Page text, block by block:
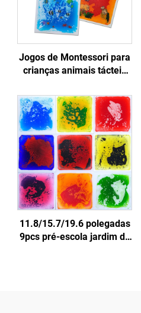
Jogos de Montessori para
crianças animais tácteis
sensoriais tapetes de piso
alívio de ansiedade
sensorial azulejos líquidos
para autismo
11.8/15.7/19.6 polegadas
9pcs pré-escola jardim de